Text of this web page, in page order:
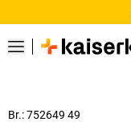
Br.: 752649 49